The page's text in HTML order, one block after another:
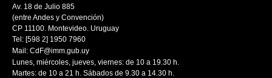
Av. 18 de Julio 885
(entre Andes y Convención)
CP 11100. Montevideo. Uruguay
Tel: [598 2] 1950 7960
Mail: CdF@imm.gub.uy
Lunes, miércoles, jueves, viernes: de 10 a 19.30 h.
Martes: de 10 a 21 h. Sábados de 9.30 a 14.30 h.